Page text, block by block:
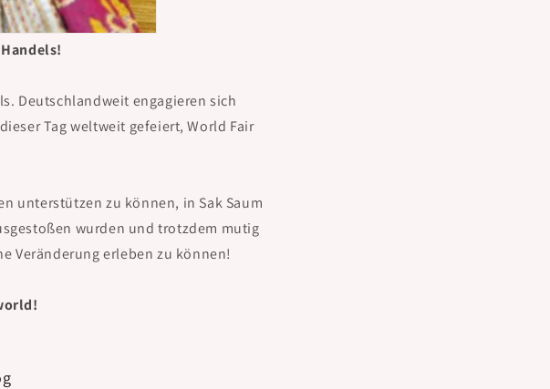
Deutschlandweit engagieren sich
Tag weltweit gefeiert, World Fair
unterstützen zu können, in Sak Saum
wurden und trotzdem mutig
Veränderung erleben zu können!